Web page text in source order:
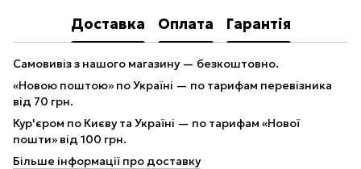
Доставка Оплата Гарантія
Самовивіз з нашого магазину — безкоштовно.
«Новою поштою» по Україні — по тарифам перевізника
від 70 грн.
Кур'єром по Києву та Україні — по тарифам «Нової
пошти» від 100 грн.
Більше інформації про доставку